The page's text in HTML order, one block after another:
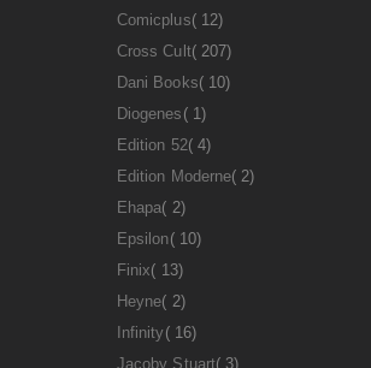
Comicplus 12Artikel
Cross Cult 207Artikel
Dani Books 10Artikel
Diogenes 1Artikel
Edition 52 4Artikel
Edition Moderne 2Artikel
Ehapa 2Artikel
Epsilon 10Artikel
Finix
13Artikel
Heyne 2Artikel
Infinity 16Artikel
Jacoby Stuart
3Artikel